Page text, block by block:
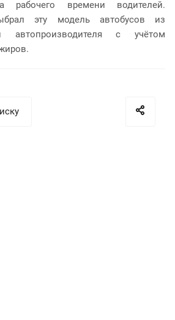
рабочего времени водителей.
эту модель автобусов из
автопроизводителя с учётом